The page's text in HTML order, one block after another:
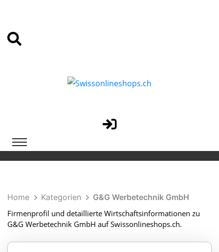
Home Kategorien
G&G Werbetechnik GmbH
Firmenprofil und detaillierte Wirtschaftsinformationen zu
G&G Werbetechnik GmbH auf Swissonlineshops.ch.